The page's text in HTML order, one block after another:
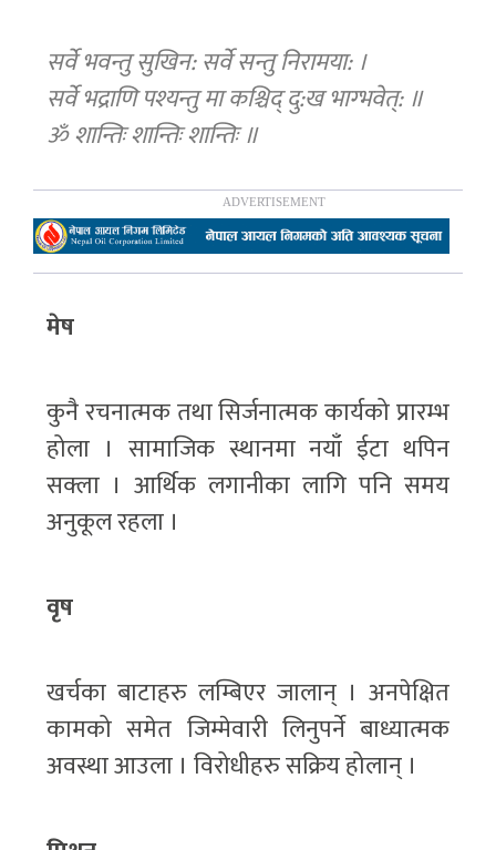
सर्वे भवन्तु सुखिन: सर्वे सन्तु निरामया: ।
सर्वे भद्राणि पश्यन्तु मा कश्चिद् दु:ख भाग्भवेत्: ॥
ॐ शान्तिः शान्तिः शान्तिः ॥
मेष
कुनै रचनात्मक तथा सिर्जनात्मक कार्यको प्रारम्भ
होला । सामाजिक स्थानमा नयाँ ईटा थपिन
सक्ला । आर्थिक लगानीका लागि पनि समय
अनुकूल रहला ।
वृष
खर्चका बाटाहरु लम्बिएर जालान् । अनपेक्षित
कामको समेत जिम्मेवारी लिनुपर्ने बाध्यात्मक
अवस्था आउला । विरोधीहरु सक्रिय होलान् ।